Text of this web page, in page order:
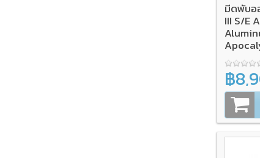
มีดพับอ
III S/E
฿